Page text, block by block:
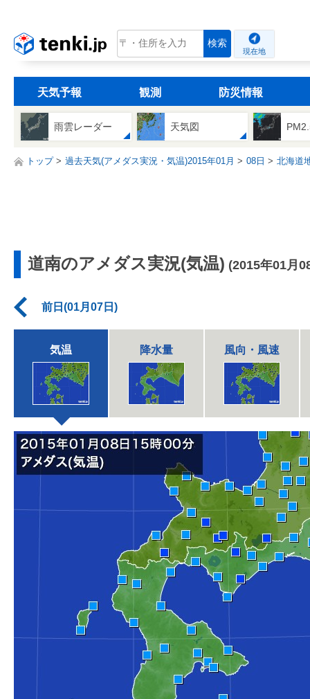
tenki.jp 検索
現在地
天気予報 観測 防災情報
雨雲レーダー 天気図
トップ 過去天気(アメダス実況・気温)2015年01月 08日 北海道
道南のアメダス実況(気温) (2015年01月
前日(01月07日)
気温 降水量 風向・風速